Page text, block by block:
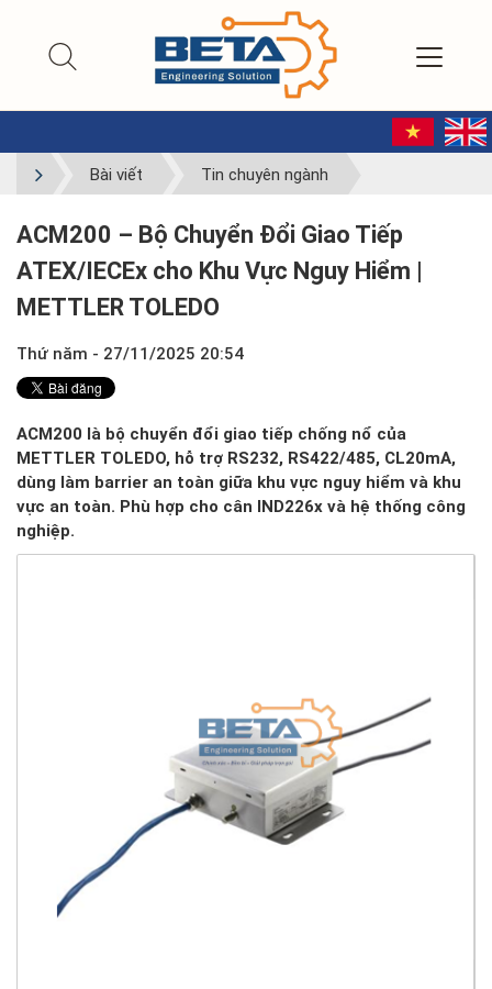
Bài viết Tin chuyên ngành
ACM200 – Bộ Chuyển Đổi Giao Tiếp
ATEX/IECEx cho Khu Vực Nguy Hiểm |
METTLER TOLEDO
Thứ năm - 27/11/2025 20:54
ACM200 là bộ chuyển đổi giao tiếp chống nổ của
METTLER TOLEDO, hỗ trợ RS232, RS422/485, CL20mA,
dùng làm barrier an toàn giữa khu vực nguy hiểm và khu
vực an toàn. Phù hợp cho cân IND226x và hệ thống công
nghiệp.